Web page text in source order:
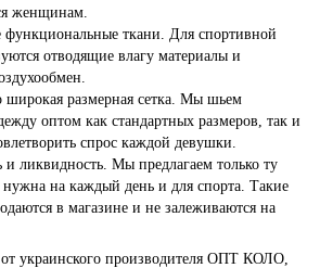
женщинам.
функциональные ткани. Для спортивной
отводящие влагу материалы и
широкая размерная сетка. Мы шьем
оптом как стандартных размеров, так и
спрос каждой девушки.
и ликвидность. Мы предлагаем только ту
нужна на каждый день и для спорта. Такие
в магазине и не залеживаются на
украинского производителя ОПТ КОЛО,